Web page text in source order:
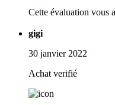
Cette évaluation vous
gigi
30 janvier 2022
Achat verifié